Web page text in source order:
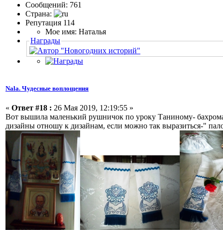
Сообщений: 761
Страна:
Репутация 114
Мое имя: Наталья
Награды
Nala. Чудесные воплощения
« Ответ #18 : 26 Мая 2019, 12:19:55 »
Вот вышила маленький рушничок по уроку Таниному-
дизайны отношу к дизайнам, если можно так выразиться-"